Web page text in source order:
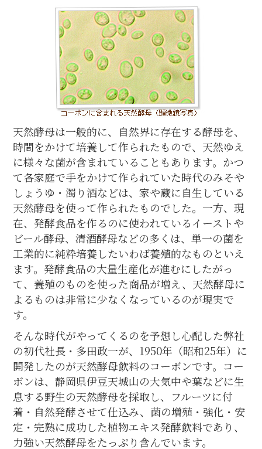
天然酵母は一般的に、自然界に存在する酵母を、
時間をかけて培養して作られたもので、天然ゆえ
に様々な菌が含まれていることもあります。かつ
て各家庭で手をかけて作られていた時代のみそや
しょうゆ・濁り酒などは、家や蔵に自生している
天然酵母を使って作られたものでした。一方、現
在、発酵食品を作るのに使われているイーストや
ビール酵母、清酒酵母などの多くは、単一の菌を
工業的に純粋培養したいわば養殖的なものといえ
ます。発酵食品の大量生産化が進むにしたがっ
て、養殖のものを使った商品が増え、天然酵母に
よるものは非常に少なくなっているのが現実で
す。
そんな時代がやってくるのを予想し心配した弊社
の初代社長・多田政一が、1950年（昭和25年）に
開発したのが天然酵母飲料のコーボンです。コー
ボンは、静岡県伊豆天城山の大気中や葉などに生
息する野生の天然酵母を採取し、フルーツに付
着・自然発酵させて仕込み、菌の増殖・強化・安
定・完熟に成功した植物エキス発酵飲料であり、
力強い天然酵母をたっぷり含んでいます。